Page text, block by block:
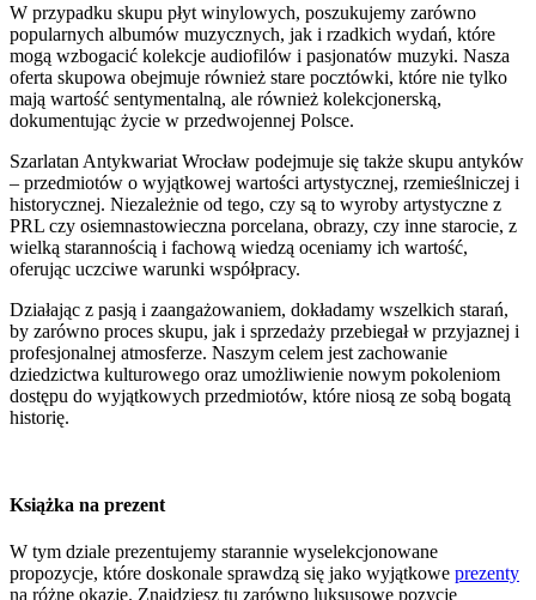
W przypadku skupu płyt winylowych, poszukujemy zarówno
popularnych albumów muzycznych, jak i rzadkich wydań, które
mogą wzbogacić kolekcje audiofilów i pasjonatów muzyki. Nasza
oferta skupowa obejmuje również stare pocztówki, które nie tylko
mają wartość sentymentalną, ale również kolekcjonerską,
dokumentując życie w przedwojennej Polsce.
Szarlatan Antykwariat Wrocław podejmuje się także skupu antyków
– przedmiotów o wyjątkowej wartości artystycznej, rzemieślniczej i
historycznej. Niezależnie od tego, czy są to wyroby artystyczne z
PRL czy osiemnastowieczna porcelana, obrazy, czy inne starocie, z
wielką starannością i fachową wiedzą oceniamy ich wartość,
oferując uczciwe warunki współpracy.
Działając z pasją i zaangażowaniem, dokładamy wszelkich starań,
by zarówno proces skupu, jak i sprzedaży przebiegał w przyjaznej i
profesjonalnej atmosferze. Naszym celem jest zachowanie
dziedzictwa kulturowego oraz umożliwienie nowym pokoleniom
dostępu do wyjątkowych przedmiotów, które niosą ze sobą bogatą
historię.
Książka na prezent
W tym dziale prezentujemy starannie wyselekcjonowane
propozycje, które doskonale sprawdzą się jako wyjątkowe prezenty
na różne okazje. Znajdziesz tu zarówno luksusowe pozycje